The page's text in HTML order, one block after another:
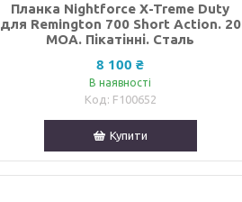
Планка Nightforce X-Treme Duty
для Remington 700 Short Action. 20
MOA. Пікатінні. Сталь
8 100 ₴
В наявності
F100652
Купити